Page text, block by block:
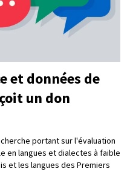
et données de
un don
portant sur l'évaluation
en langues et dialectes à faible
et les langues des Premiers